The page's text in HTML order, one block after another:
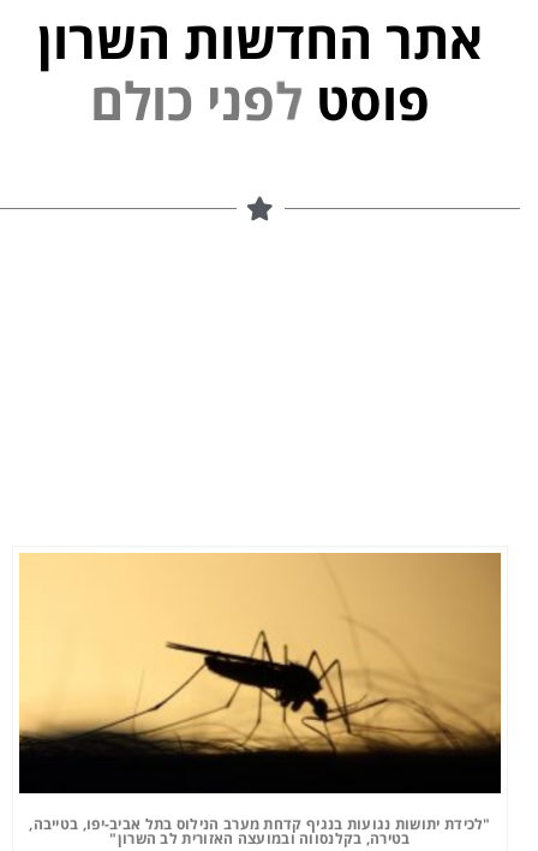
אתר החדשות השרון
פוסט
"לכידת יתושות נגועות בנגיף קדחת מערב הנילוס בתל אביב-יפו, בטייבה,
בטירה, בקלנסווה ובמועצה האזורית לב השרון"